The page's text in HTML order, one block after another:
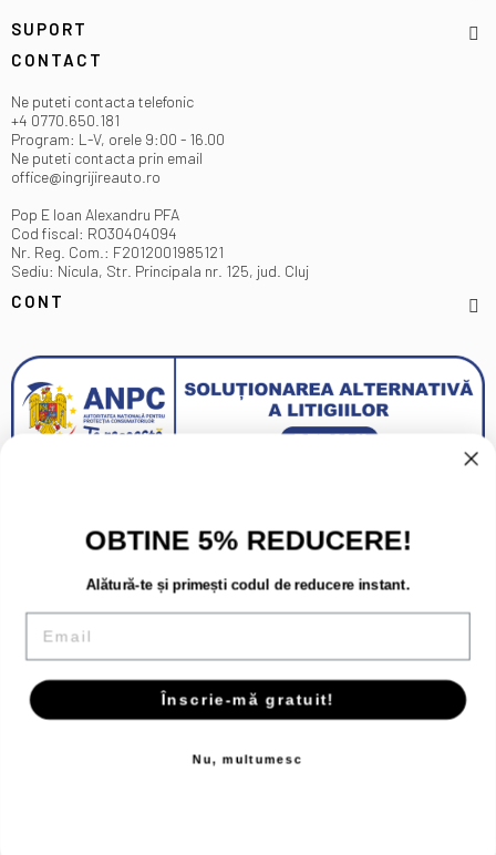
SUPORT
CONTACT
Ne puteti contacta telefonic
+4 0770.650.181
Program: L-V, orele 9:00 - 16.00
Ne puteti contacta prin email
office@ingrijireauto.ro
Pop E Ioan Alexandru PFA
Cod fiscal: RO30404094
Nr. Reg. Com.: F2012001985121
Sediu: Nicula, Str. Principala nr. 125, jud. Cluj
CONT
Copyright 2026 - Toate drepturile rezervate.
OBTINE 5% REDUCERE!
Alătură-te și primești codul de reducere instant.
Email
Înscrie-mă gratuit!
Nu, multumesc